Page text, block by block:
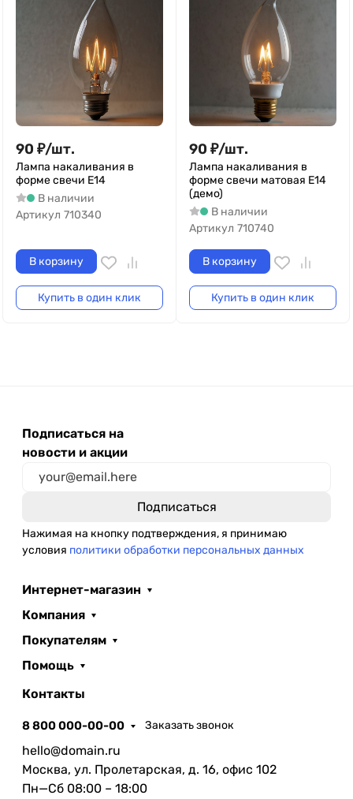
90 ₽/шт.
Лампа накаливания в
форме свечи Е14
В наличии
Артикул 710340
В корзину
Купить в один клик
90 ₽/шт.
Лампа накаливания в
форме свечи матовая Е14
(демо)
В наличии
Артикул 710740
В корзину
Купить в один клик
Подписаться на
новости и акции
Нажимая на кнопку подтверждения, я принимаю
условия политики обработки персональных данных
Интернет-магазин
Компания
Покупателям
Помощь
Контакты
8 800 000-00-00 Заказать звонок
hello@domain.ru
Москва, ул. Пролетарская, д. 16, офис 102
Пн—Сб 08:00 – 18:00